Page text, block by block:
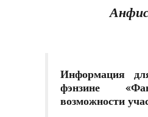
Информация
фэнзине
возможности